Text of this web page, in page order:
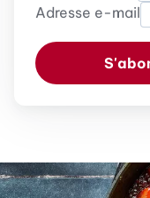
Adresse e-mail